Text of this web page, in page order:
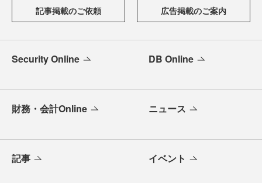
記事掲載のご依頼 広告掲載のご案内
Security Online DB Online
財務・会計Online ニュース
記事 イベント